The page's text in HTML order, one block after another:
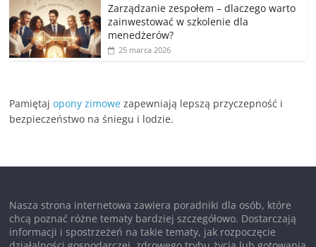
Zarządzanie zespołem – dlaczego warto
zainwestować w szkolenie dla
menedżerów?
25 marca 2026
Pamiętajopony zimowe zapewniają lepszą przyczepność i
bezpieczeństwo na śniegu i lodzie.
Nasza strona internetowa zawiera poradniki dla osób, które
chcą poznać różne tematy bardziej szczegółowo. Dostarczają
informacji i spostrzeżeń na takie tematy, jak rozpoczęcie